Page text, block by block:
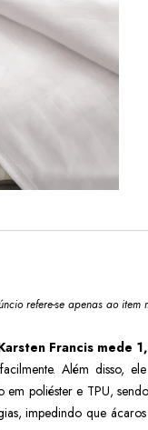
refere-se apenas ao
Francis mede
Além disso,
em poliéster e TPU,
impedindo que